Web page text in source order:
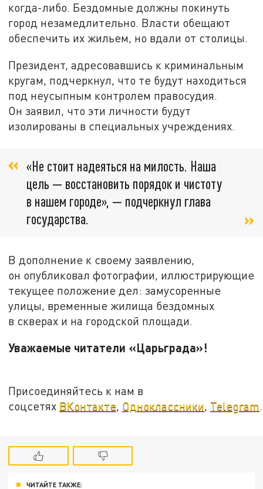
когда-либо. Бездомные должны покинуть
город незамедлительно. Власти обещают
обеспечить их жильем, но вдали от столицы.
Президент, адресовавшись к криминальным
кругам, подчеркнул, что те будут находиться
под неусыпным контролем правосудия.
Он заявил, что эти личности будут
изолированы в специальных учреждениях.
«Не стоит надеяться на милость. Наша
цель — восстановить порядок и чистоту
в нашем городе», — подчеркнул глава
государства.
В дополнение к своему заявлению,
он опубликовал фотографии, иллюстрирующие
текущее положение дел: замусоренные
улицы, временные жилища бездомных
в скверах и на городской площади.
Уважаемые читатели «Царьграда»!
Присоединяйтесь к нам в
соцсетях ВКонтакте, Одноклассники, Telegram.
ЧИТАЙТЕ ТАКЖЕ: